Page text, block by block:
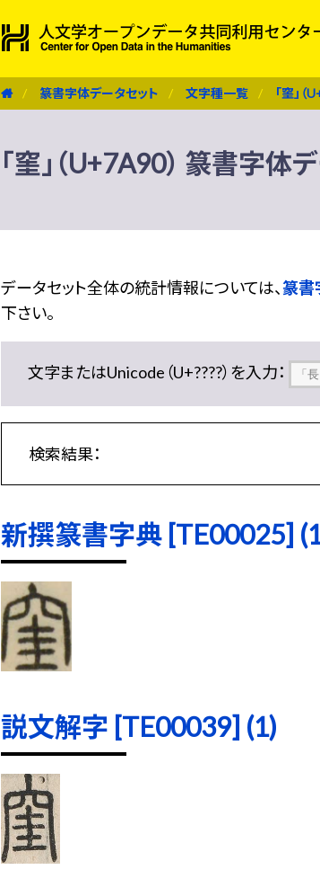
篆書字体データセット 文字種一覧 「窐」（
「窐」（U+7A90） 篆書字体
データセット全体の統計情報については、篆書
下さい。
文字またはUnicode（U+????）を入力：
検索結果：
新撰篆書字典 [TE00025]
説文解字 [TE00039] (1)